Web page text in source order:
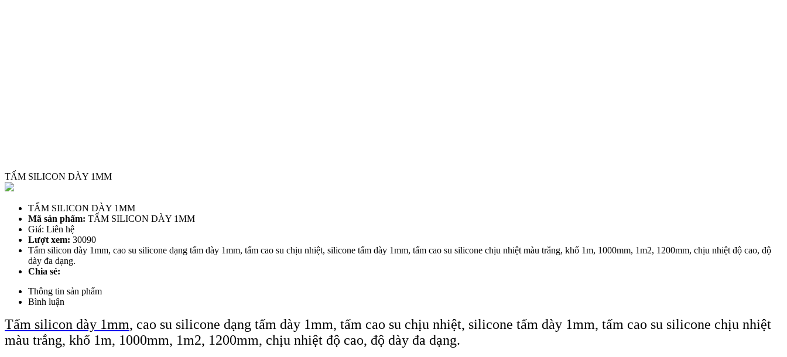
TẤM SILICON DÀY 1MM
TẤM SILICON DÀY 1MM
Mã sản phẩm: TẤM SILICON DÀY 1MM
Giá: Liên hệ
Lượt xem: 30090
Tấm silicon dày 1mm, cao su silicone dạng tấm dày 1mm, tấm cao su chịu nhiệt, silicone tấm dày 1mm, tấm cao su silicone chịu nhiệt màu trắng, khổ 1m, 1000mm, 1m2, 1200mm, chịu nhiệt độ cao, độ
dày đa dạng.
Chia sẻ:
Thông tin sản phẩm
Bình luận
Tấm silicon dày 1mm, cao su silicone dạng tấm dày 1mm, tấm cao su chịu nhiệt, silicone tấm dày 1mm, tấm cao su silicone chịu nhiệt
màu trắng, khổ 1m, 1000mm, 1m2, 1200mm, chịu nhiệt độ cao, độ dày đa dạng.